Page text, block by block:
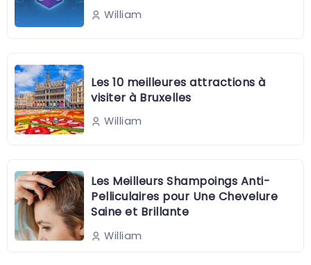
William
Les 10 meilleures attractions à
visiter à Bruxelles
William
Les Meilleurs Shampoings Anti-
Pelliculaires pour Une Chevelure
Saine et Brillante
William